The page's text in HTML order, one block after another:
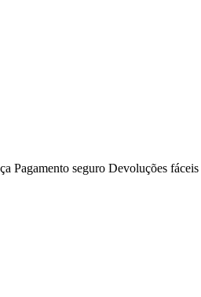
Pagamento seguro Devoluções fáceis